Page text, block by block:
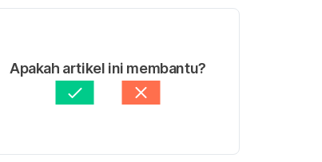
Apakah artikel ini membantu?